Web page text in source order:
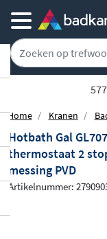
Home Kranen
Hotbath Gal
thermostaat 2
messing PVD
Artikelnummer: